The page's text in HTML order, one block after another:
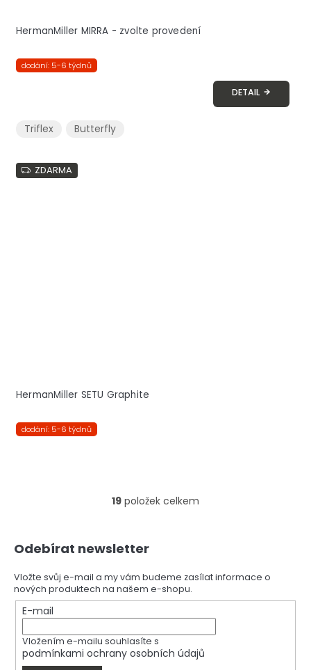
HermanMiller MIRRA - zvolte provedení
dodání: 5-6 týdnů
DETAIL
Triflex Butterfly
ZDARMA
HermanMiller SETU Graphite
dodání: 5-6 týdnů
O
a
c
í
v
k
19 položek celkem
Odebírat newsletter
Vložte svůj e-mail a my vám budeme zasílat informace o
nových produktech na našem e-shopu.
E-mail
Vložením e-mailu souhlasíte s
podmínkami ochrany osobních údajů